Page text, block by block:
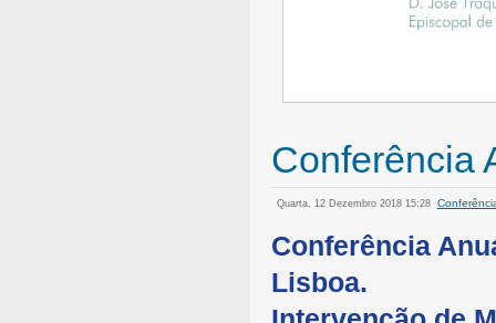
Conferência
Quarta, 12 Dezembro 2018 15:28
Conferência
Lisboa.